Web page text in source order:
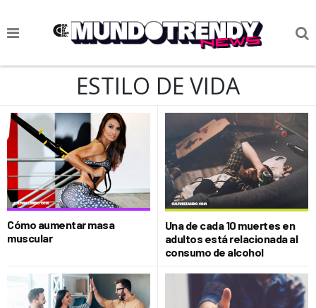
NOTICIAS
CIENCIA Y TECNOLOGÍA
VIDA
SOCIEDAD
CULTURIZANDO.COM
ESTILO DE VIDA
Cómo aumentar masa
muscular
Una de cada 10 muertes en
adultos está relacionada al
consumo de alcohol